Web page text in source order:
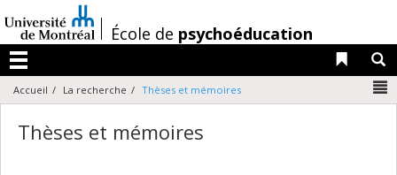
au
contenu
/École de psychoéducation
Menu
Liens
Accueil La recherche Thèses et mémoires
Thèses et mémoires